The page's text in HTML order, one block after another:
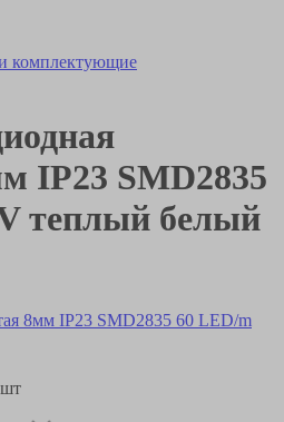
комплектующие
IP23 SMD2835
теплый белый